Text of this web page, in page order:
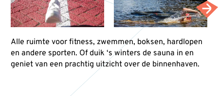
Alle ruimte voor fitness, zwemmen, boksen, hardlopen
en andere sporten. Of duik ‘s winters de sauna in en
geniet van een prachtig uitzicht over de binnenhaven.